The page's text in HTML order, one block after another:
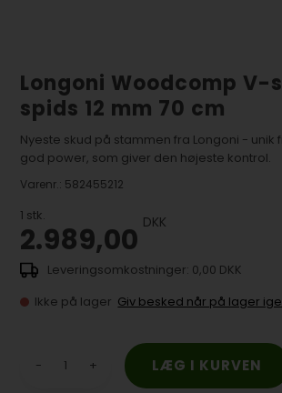
Longoni Woodcomp V-
spids 12 mm 70 cm
Nyeste skud på stammen fra Longoni - unik
god power, som giver den højeste kontrol.
Varenr.: 582455212
1 stk.
2.989,00 DKK
0,00 DKK
Ikke på lager Giv besked når på lager
- +